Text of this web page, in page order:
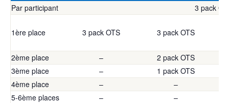
Par participant
3 pack
1ère place 3 pack OTS 3 pack OTS
2ème place –
2 pack OTS
3ème place
–
1 pack OTS
4ème place
–
–
5-6ème places
–
–